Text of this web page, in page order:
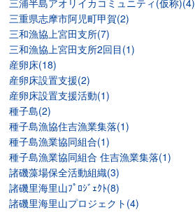
三浦半島アオリイカコミュニティ(仮称)(4)
三重県志摩市阿児町甲賀(2)
三和漁協上宮田支所(7)
三和漁協上宮田支所2回目(1)
産卵床(18)
産卵床設置支援(2)
産卵床設置支援活動(1)
種子島(2)
種子島漁協住吉漁業集落(1)
種子島漁業協同組合(1)
種子島漁業協同組合 住吉漁業集落(1)
諸磯藻場保全活動組織(3)
諸磯里海里山ﾌﾟﾛｼﾞｪｸﾄ(8)
諸磯里海里山プロジェクト(4)